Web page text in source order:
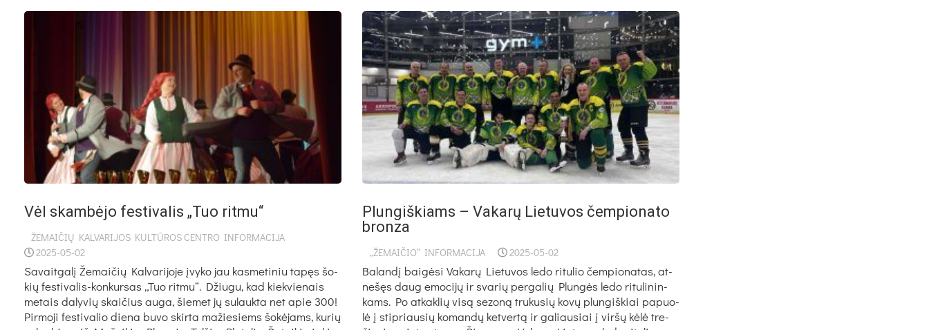
Vėl skam­bė­jo fes­ti­va­lis „Tuo rit­mu“
ŽEMAIČIŲ KALVARIJOS KULTŪROS CENTRO INFORMACIJA
2025-05-02
Sa­vait­ga­lį Že­mai­čių Kal­va­ri­jo­je įvy­ko jau kas­me­ti­niu ta­pęs šo­
kių fes­ti­va­lis-kon­kur­sas „Tuo rit­mu“. Džiu­gu, kad kiek­vie­nais
me­tais da­ly­vių skai­čius au­ga, šie­met jų su­lauk­ta net apie 300!
Pir­mo­ji fes­ti­va­lio die­na bu­vo skir­ta ma­žie­siems šo­kė­jams, ku­rių
Plun­giš­kiams – Va­ka­rų Lie­tu­vos čem­pio­na­to
bron­za
„ŽEMAIČIO“ INFORMACIJA 2025-05-02
Ba­lan­dį bai­gė­si Va­ka­rų Lie­tu­vos le­do ri­tu­lio čem­pio­na­tas, at­
ne­šęs daug emo­ci­jų ir sva­rių per­ga­lių Plun­gės le­do ri­tu­li­nin­
kams. Po at­kak­lių vi­są se­zo­ną tru­ku­sių ko­vų plun­giš­kiai pa­puo­
lė į stip­riau­sių ko­man­dų ket­ver­tą ir ga­liau­siai į vir­šų kė­lė tre­